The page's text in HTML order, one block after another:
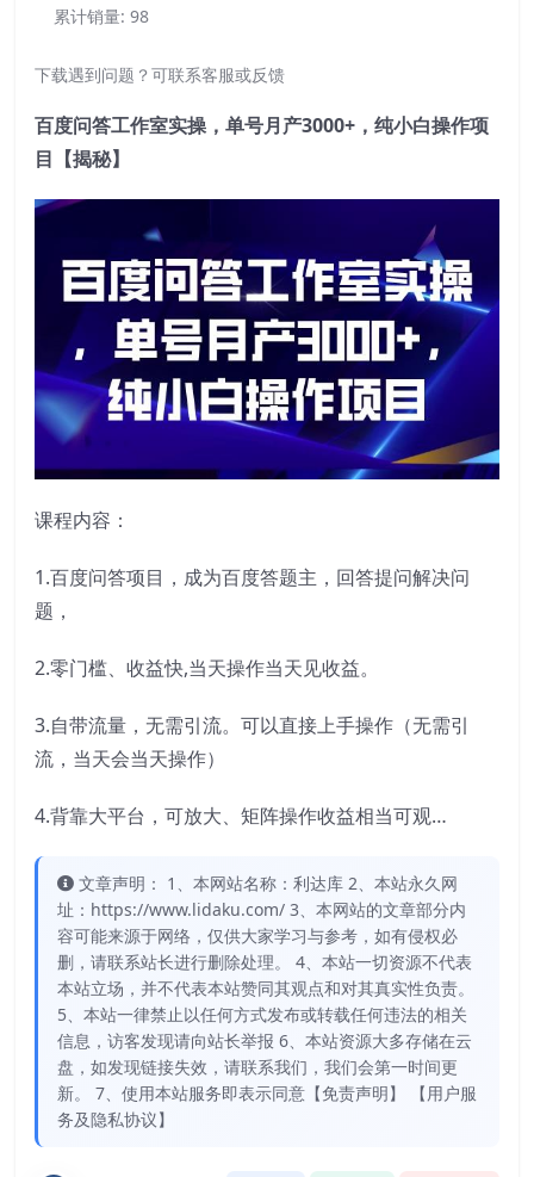
累计销量: 98
下载遇到问题？可联系客服或反馈
百度问答工作室实操，单号月产3000+，纯小白操作项
目【揭秘】
课程内容：
1.百度问答项目，成为百度答题主，回答提问解决问
题，
2.零门槛、收益快,当天操作当天见收益。
3.自带流量，无需引流。可以直接上手操作（无需引
流，当天会当天操作）
4.背靠大平台，可放大、矩阵操作收益相当可观…
文章声明： 1、本网站名称：利达库 2、本站永久网
址：https://www.lidaku.com/ 3、本网站的文章部分内
容可能来源于网络，仅供大家学习与参考，如有侵权必
删，请联系站长进行删除处理。 4、本站一切资源不代表
本站立场，并不代表本站赞同其观点和对其真实性负责。
5、本站一律禁止以任何方式发布或转载任何违法的相关
信息，访客发现请向站长举报 6、本站资源大多存储在云
盘，如发现链接失效，请联系我们，我们会第一时间更
新。 7、使用本站服务即表示同意【免责声明】 【用户服
务及隐私协议】